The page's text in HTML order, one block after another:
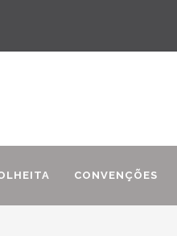
CONVENÇÕES